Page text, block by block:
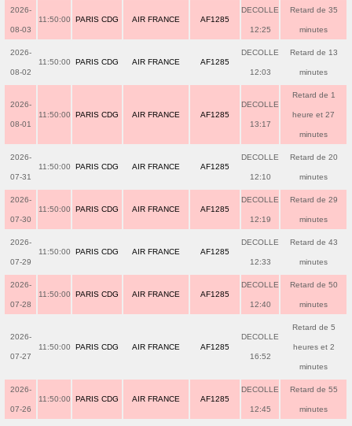
2026-
08-03
11:50:00 PARIS CDG AIR FRANCE AF1285
DECOLLE
12:25
Retard de 35
minutes
2026-
08-02
11:50:00 PARIS CDG AIR FRANCE AF1285
DECOLLE
12:03
Retard de 13
minutes
2026-
08-01
11:50:00 PARIS CDG AIR FRANCE AF1285
DECOLLE
13:17
Retard de 1
heure et 27
minutes
2026-
07-31
11:50:00 PARIS CDG AIR FRANCE AF1285
DECOLLE
12:10
Retard de 20
minutes
2026-
07-30
11:50:00 PARIS CDG AIR FRANCE AF1285
DECOLLE
12:19
Retard de 29
minutes
2026-
07-29
11:50:00 PARIS CDG AIR FRANCE AF1285
DECOLLE
12:33
Retard de 43
minutes
2026-
07-28
11:50:00 PARIS CDG AIR FRANCE AF1285
DECOLLE
12:40
Retard de 50
minutes
2026-
07-27
11:50:00 PARIS CDG AIR FRANCE AF1285
DECOLLE
16:52
Retard de 5
heures et 2
minutes
2026-
07-26
11:50:00 PARIS CDG AIR FRANCE AF1285
DECOLLE
12:45
Retard de 55
minutes